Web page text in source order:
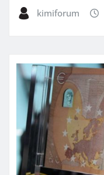
kimiforum